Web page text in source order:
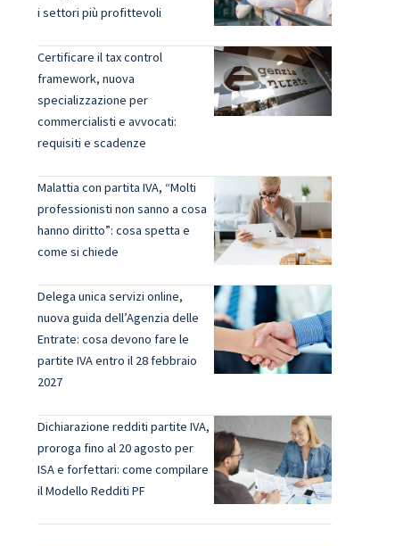
i settori più profittevoli
Certificare il tax control
framework, nuova
specializzazione per
commercialisti e avvocati:
requisiti e scadenze
Malattia con partita IVA, “Molti
professionisti non sanno a cosa
hanno diritto”: cosa spetta e
come si chiede
Delega unica servizi online,
nuova guida dell’Agenzia delle
Entrate: cosa devono fare le
partite IVA entro il 28 febbraio
2027
Dichiarazione redditi partite IVA,
proroga fino al 20 agosto per
ISA e forfettari: come compilare
il Modello Redditi PF